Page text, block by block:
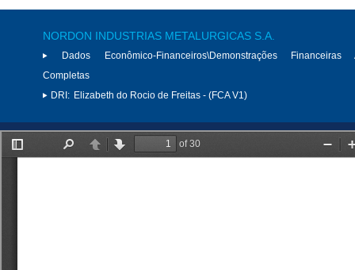
NORDON INDUSTRIAS METALURGICAS S.A.
Dados Econômico-Financeiros\Demonstrações Financeiras
Completas
DRI: Elizabeth do Rocio de Freitas - (FCA V1)